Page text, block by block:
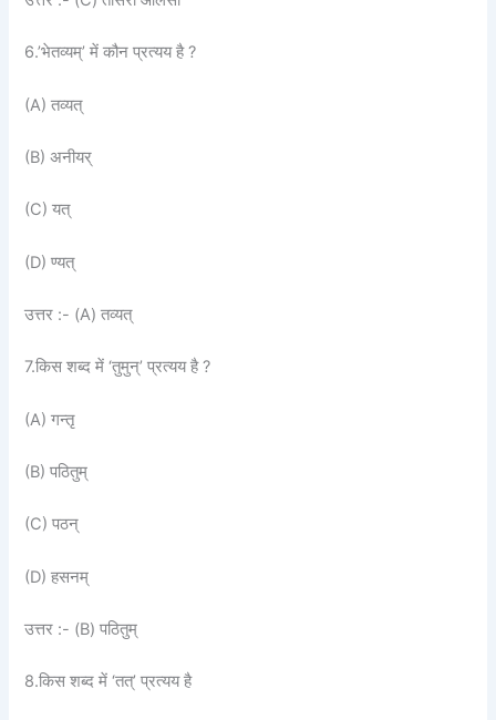
6.’भेतव्यम्’ में कौन प्रत्यय है ?
(A) तव्यत्
(B) अनीयर्
(C) यत्
(D) ण्यत्
उत्तर :- (A) तव्यत्
7.किस शब्द में ‘तुमुन्’ प्रत्यय है ?
(A) गन्तृ
(B) पठितुम्
(C) पठन्
(D) हसनम्
उत्तर :- (B) पठितुम्
8.किस शब्द में ‘तत्’ प्रत्यय है